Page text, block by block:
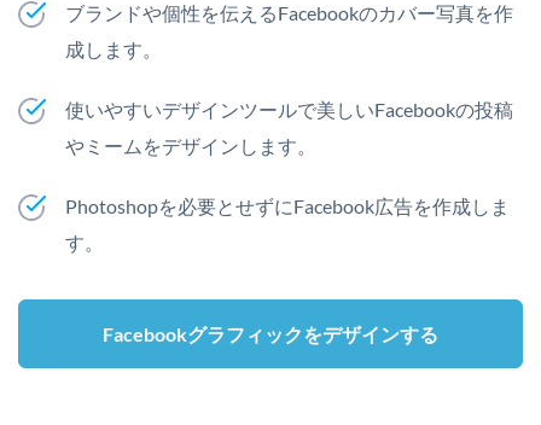
ブランドや個性を伝えるFacebookのカバー写真を作
成します。
使いやすいデザインツールで美しいFacebookの投稿
やミームをデザインします。
Photoshopを必要とせずにFacebook広告を作成しま
す。
Facebookグラフィックをデザインする